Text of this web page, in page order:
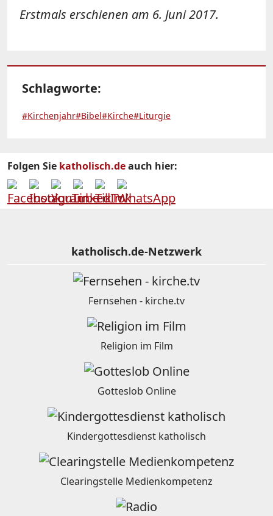
Erstmals erschienen am 6. Juni 2017.
Schlagworte:
#Kirchenjahr#Bibel#Kirche#Liturgie
Folgen Sie katholisch.deauch hier:
katholisch.de-Netzwerk
Fernsehen - kirche.tv
Religion im Film
Gotteslob Online
Kindergottesdienst katholisch
Clearingstelle Medienkompetenz